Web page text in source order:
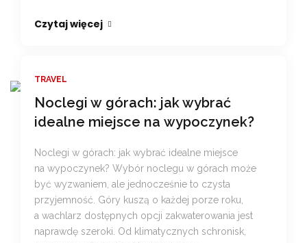
Czytaj więcej
TRAVEL
Noclegi w górach: jak wybrać
idealne miejsce na wypoczynek?
Noclegi w górach: jak wybrać idealne miejsce
na wypoczynek? Wybór noclegu w górach może
być wyzwaniem, ale jednocześnie to czysta
przyjemność. Góry kuszą o każdej porze roku,
a wachlarz dostępnych opcji zakwaterowania jest
naprawdę szeroki. Od klimatycznych schronisk,